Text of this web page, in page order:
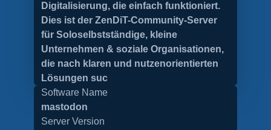
Digitalisierung, die einfach funktioniert.
Dies ist der ZenDiT-Community-Server
für Soloselbstständige, kleine
Unternehmen & soziale Organisationen,
die nach klaren und nutzenorientierten
Lösungen suc
Software Name
mastodon
Server Version